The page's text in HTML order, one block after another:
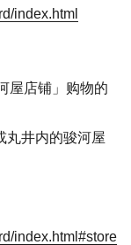
index.html
屋店铺」购物的
丸井内的骏河屋
index.html#store